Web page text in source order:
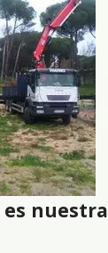
nuestra